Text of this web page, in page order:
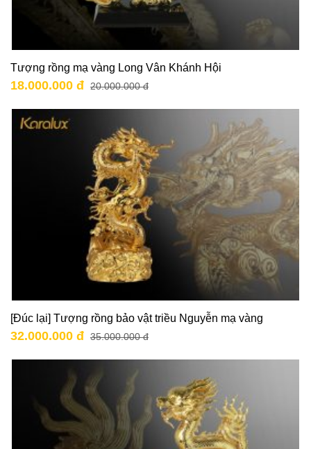
Tượng rồng mạ vàng Long Vân Khánh Hội
18.000.000 đ 20.000.000 đ
[Đúc lại] Tượng rồng bảo vật triều Nguyễn mạ vàng
32.000.000 đ 35.000.000 đ